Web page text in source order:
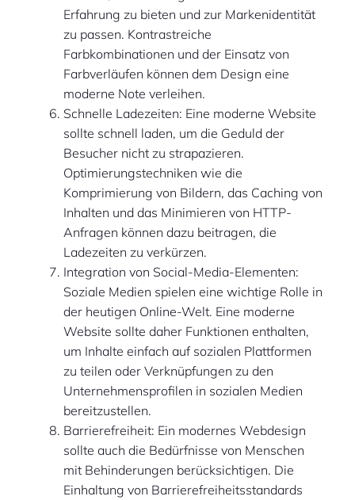
Erfahrung zu bieten und zur Markenidentität
zu passen. Kontrastreiche
Farbkombinationen und der Einsatz von
Farbverläufen können dem Design eine
moderne Note verleihen.
Schnelle Ladezeiten: Eine moderne Website
sollte schnell laden, um die Geduld der
Besucher nicht zu strapazieren.
Optimierungstechniken wie die
Komprimierung von Bildern, das Caching von
Inhalten und das Minimieren von HTTP-
Anfragen können dazu beitragen, die
Ladezeiten zu verkürzen.
Integration von Social-Media-Elementen:
Soziale Medien spielen eine wichtige Rolle in
der heutigen Online-Welt. Eine moderne
Website sollte daher Funktionen enthalten,
um Inhalte einfach auf sozialen Plattformen
zu teilen oder Verknüpfungen zu den
Unternehmensprofilen in sozialen Medien
bereitzustellen.
Barrierefreiheit: Ein modernes Webdesign
sollte auch die Bedürfnisse von Menschen
mit Behinderungen berücksichtigen. Die
Einhaltung von Barrierefreiheitsstandards